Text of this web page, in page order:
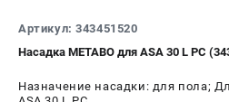
Артикул: 343451520
Насадка METABO для ASA 30 L PC
Назначение насадки: для пола;